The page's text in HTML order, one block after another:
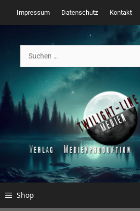
Inhalt
springen
Impressum Datenschutz Kontakt
nach:
Shop